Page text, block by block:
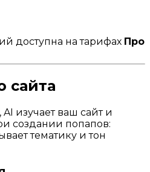
доступна на тарифах Про
сайта
изучает ваш сайт и
создании попапов:
тематику и тон